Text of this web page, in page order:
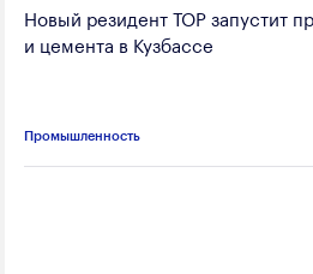
Новый резидент ТОР запустит
и цемента в Кузбассе
Промышленность